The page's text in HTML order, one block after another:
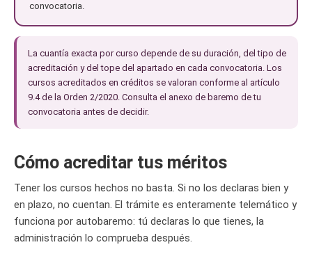
convocatoria.
La cuantía exacta por curso depende de su duración, del tipo de
acreditación y del tope del apartado en cada convocatoria. Los
cursos acreditados en créditos se valoran conforme al artículo
9.4 de la Orden 2/2020. Consulta el anexo de baremo de tu
convocatoria antes de decidir.
Cómo acreditar tus méritos
Tener los cursos hechos no basta. Si no los declaras bien y
en plazo, no cuentan. El trámite es enteramente telemático y
funciona por autobaremo: tú declaras lo que tienes, la
administración lo comprueba después.